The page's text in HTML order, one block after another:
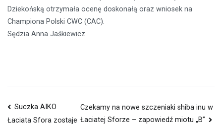
Dziekońską otrzymała ocenę doskonałą oraz wniosek na
Championa Polski CWC (CAC).
Sędzia Anna Jaśkiewicz
Suczka AIKO
Łaciata Sfora zostaje
Czekamy na nowe szczeniaki shiba inu w
Łaciatej Sforze – zapowiedź miotu „B”